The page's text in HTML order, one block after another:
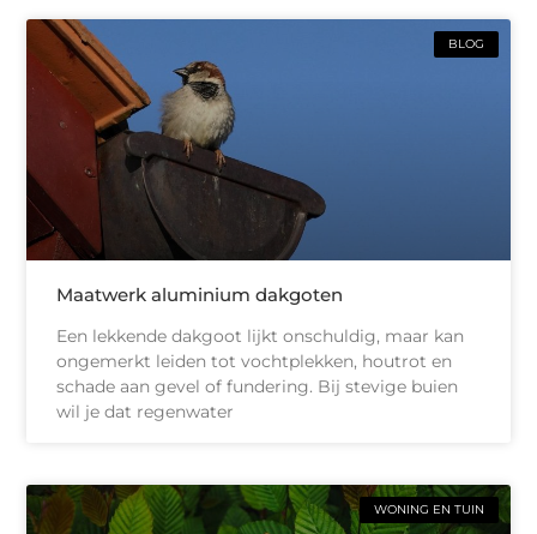
BLOG
Maatwerk aluminium dakgoten
Een lekkende dakgoot lijkt onschuldig, maar kan
ongemerkt leiden tot vochtplekken, houtrot en
schade aan gevel of fundering. Bij stevige buien
wil je dat regenwater
WONING EN TUIN